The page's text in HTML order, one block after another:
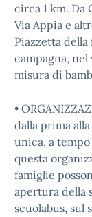
circa 1 km. Da
Via Appia e
Piazzetta
campagna,
misura di
•
dalla prima
unica, a
questa
famiglie
apertura della
scuolabus, sul